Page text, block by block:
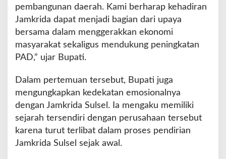
g
u
a
t
n
k
o
n
m
i
D
pembangunan daerah. Kami berharap kehadiran
Jamkrida dapat menjadi bagian dari upaya
bersama dalam menggerakkan ekonomi
masyarakat sekaligus mendukung peningkatan
PAD,” ujar Bupati.
Dalam pertemuan tersebut, Bupati juga
mengungkapkan kedekatan emosionalnya
dengan Jamkrida Sulsel. Ia mengaku memiliki
sejarah tersendiri dengan perusahaan tersebut
karena turut terlibat dalam proses pendirian
Jamkrida Sulsel sejak awal.